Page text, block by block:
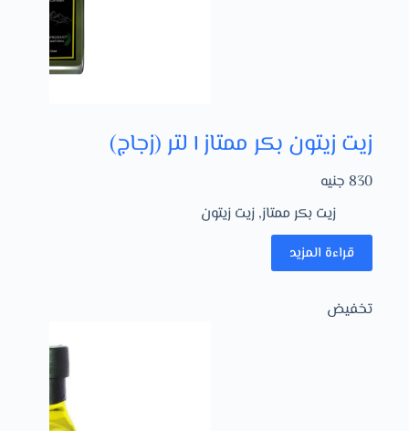
زيت زيتون بكر ممتاز ١ لتر (زجاج)
830 جنيه
زيت بكر ممتاز, زيت زيتون
قراءة المزيد
تخفيض